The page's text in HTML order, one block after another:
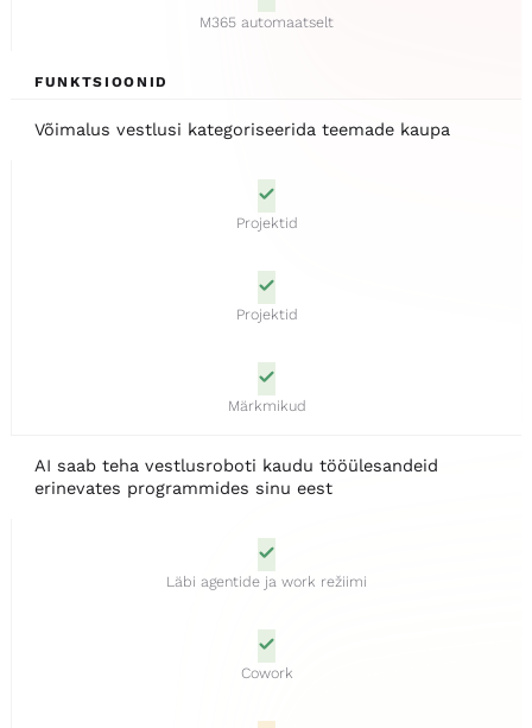
M365 automaatselt
FUNKTSIOONID
Võimalus vestlusi kategoriseerida teemade kaupa
Projektid
Projektid
Märkmikud
AI saab teha vestlusroboti kaudu tööülesandeid
erinevates programmides sinu eest
Läbi agentide ja work režiimi
Cowork